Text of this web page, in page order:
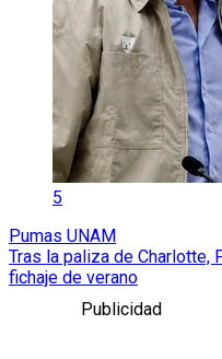
5
Pumas UNAM
Tras la paliza de Charlotte,
fichaje de verano
Publicidad